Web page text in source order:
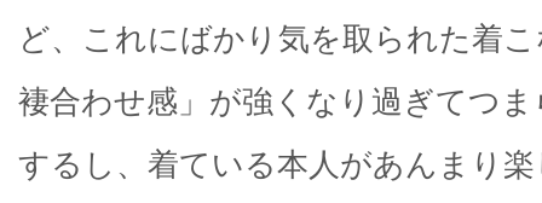
ど、これにばかり気を取られた着
褄合わせ感」が強くなり過ぎてつ
するし、着ている本人があんまり